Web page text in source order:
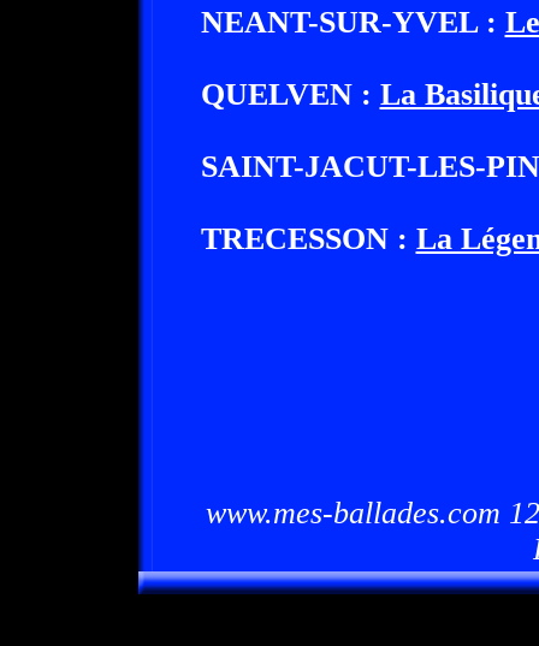
NEANT-SUR-YVEL :
QUELVEN : La
SAINT-JACUT-LES-
TRECESSON : La
www.mes-ballades.com